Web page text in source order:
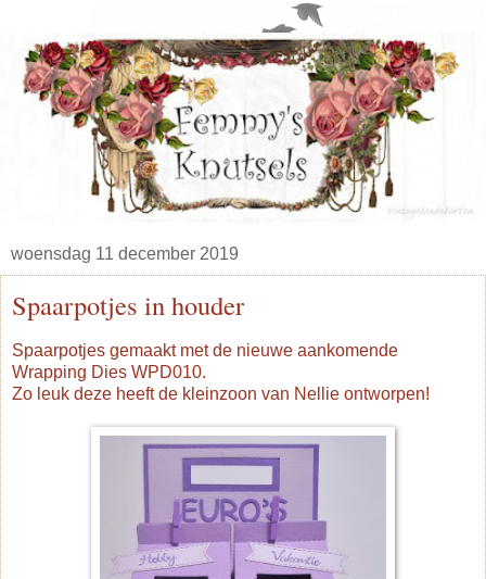
woensdag 11 december 2019
Spaarpotjes in houder
Spaarpotjes gemaakt met de nieuwe aankomende
Wrapping Dies WPD010.
Zo leuk deze heeft de kleinzoon van Nellie ontworpen!